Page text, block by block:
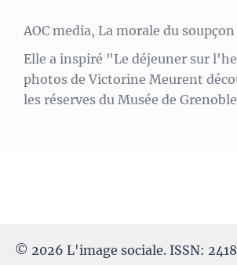
AOC media, La morale du
Elle a inspiré "Le déjeuner sur
photos de Victorine Meurent
les réserves du Musée de Grenoble
© 2026 L'image sociale. ISSN: